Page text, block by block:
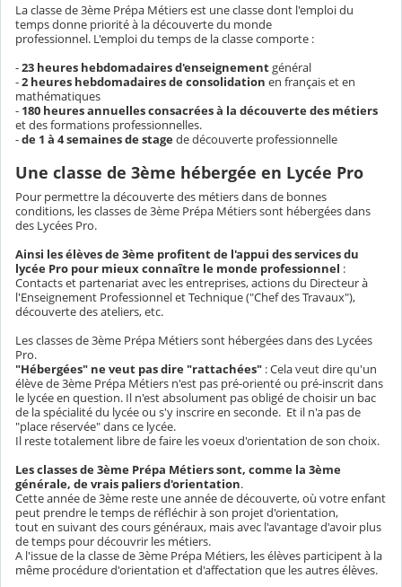
La classe de 3ème Prépa Métiers est une classe dont l'emploi du
temps donne priorité à la découverte du monde
professionnel. L'emploi du temps de la classe comporte :
-23 heures hebdomadaires d'enseignementgénéral
-2 heures hebdomadaires de consolidation en français et en
mathématiques
- 180 heures annuelles consacrées à la découverte des métiers
et des formations professionnelles.
-de 1 à 4 semaines de stagede découverte professionnelle
Une classe de 3ème hébergée en Lycée Pro
Pour permettre la découverte des métiers dans de bonnes
conditions, les classes de 3ème Prépa Métiers sont hébergées dans
des Lycées Pro.
Ainsi les élèves de 3ème profitent de l'appui des services du
lycée Pro pour mieux connaître le monde professionnel :
Contacts et partenariat avec les entreprises, actions du Directeur à
l'Enseignement Professionnel et Technique ("Chef des Travaux"),
découverte des ateliers, etc.
Les classes de 3ème Prépa Métiers sont hébergées dans des Lycées
Pro.
"Hébergées" ne veut pas dire "rattachées" : Cela veut dire qu'un
élève de 3ème Prépa Métiers n'est pas pré-orienté ou pré-inscrit dans
le lycée en question. Il n'est absolument pas obligé de choisir un bac
de la spécialité du lycée ou s'y inscrire en seconde. Et il n'a pas de
"place réservée" dans ce lycée.
Il reste totalement libre de faire les voeux d'orientation de son choix.
Les classes de 3ème Prépa Métiers sont, comme la 3ème
générale, de vrais paliers d'orientation.
Cette année de 3ème reste une année de découverte, où votre enfant
peut prendre le temps de réfléchir à son projet d'orientation,
tout en suivant des cours généraux, mais avec l'avantage d'avoir plus
de temps pour découvrir les métiers.
A l'issue de la classe de 3ème Prépa Métiers, les élèves participent à la
même procédure d'orientation et d'affectation que les autres élèves.